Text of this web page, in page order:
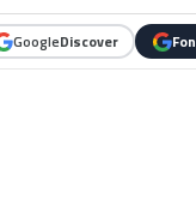
GoogleDiscover